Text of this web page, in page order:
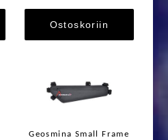
Ostoskoriin
Geosmina Small Frame